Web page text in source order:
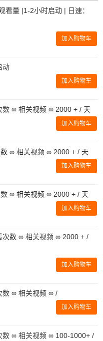
看量 |1-2小时启动 | 日速：
加入购物车
动
加入购物车
数 ∞ 相关视频 ∞ 2000 + / 天
加入购物车
∞ 相关视频 ∞ 2000 + / 天
加入购物车
∞ 相关视频 ∞ 2000 + / 天
加入购物车
次数 ∞ 相关视频 ∞ 2000 + /
加入购物车
数 ∞ 相关视频 ∞ /
加入购物车
数 ∞ 相关视频 ∞ 100-1000+ /